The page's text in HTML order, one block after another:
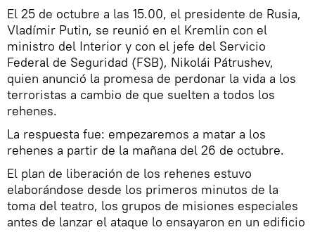
El 25 de octubre a las 15.00, el presidente de Rusia,
Vladímir Putin, se reunió en el Kremlin con el
ministro del Interior y con el jefe del Servicio
Federal de Seguridad (FSB), Nikolái Pátrushev,
quien anunció la promesa de perdonar la vida a los
terroristas a cambio de que suelten a todos los
rehenes.
La respuesta fue: empezaremos a matar a los
rehenes a partir de la mañana del 26 de octubre.
El plan de liberación de los rehenes estuvo
elaborándose desde los primeros minutos de la
toma del teatro, los grupos de misiones especiales
antes de lanzar el ataque lo ensayaron en un edificio